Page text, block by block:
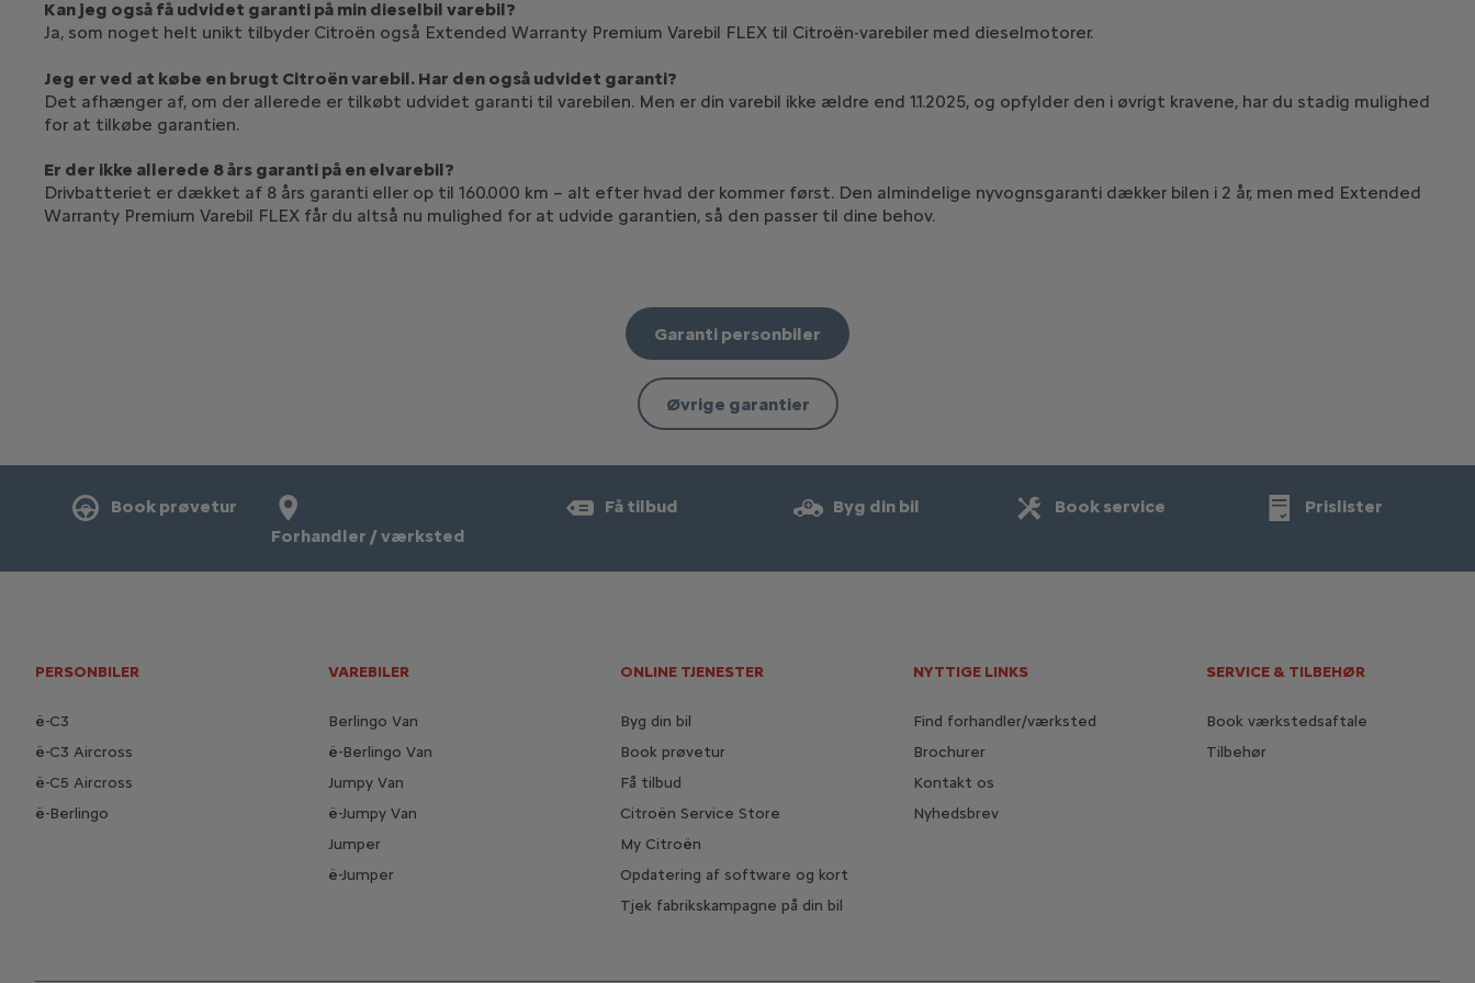
Kan jeg også få udvidet garanti på min dieselbil varebil?
Ja, som noget helt unikt tilbyder Citroën også Extended Warranty Premium Varebil FLEX til Citroën-varebiler med dieselmotorer.
Jeg er ved at købe en brugt Citroën varebil. Har den også udvidet garanti?
Det afhænger af, om der allerede er tilkøbt udvidet garanti til varebilen. Men er din varebil ikke ældre end 1.1.2025, og opfylder den i øvrigt kravene, har du stadig mulighed
for at tilkøbe garantien.
Er der ikke allerede 8 års garanti på en elvarebil?
Drivbatteriet er dækket af 8 års garanti eller op til 160.000 km – alt efter hvad der kommer først. Den almindelige nyvognsgaranti dækker bilen i 2 år, men med Extended
Warranty Premium Varebil FLEX får du altså nu mulighed for at udvide garantien, så den passer til dine behov.
Garanti personbiler
Øvrige garantier
Book prøvetur
Forhandler / værksted
Få tilbud Byg din bil Book service Prislister
PERSONBILER
ë-C3
ë-C3 Aircross
ë-C5 Aircross
ë-Berlingo
VAREBILER
Berlingo Van
ë-Berlingo Van
Jumpy Van
ë-Jumpy Van
Jumper
ë-Jumper
ONLINE TJENESTER
Byg din bil
Book prøvetur
Få tilbud
Citroën Service Store
My Citroën
Opdatering af software og kort
Tjek fabrikskampagne på din bil
NYTTIGE LINKS
Find forhandler/værksted
Brochurer
Kontakt os
Nyhedsbrev
SERVICE & TILBEHØR
Book værkstedsaftale
Tilbehør